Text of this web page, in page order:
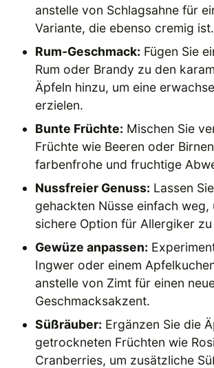
anstelle von Schlagsahne für
Variante, die ebenso cremig ist.
Rum-Geschmack: Fügen Sie
Rum oder Brandy zu den
Äpfeln hinzu, um eine
erzielen.
Bunte Früchte: Mischen Sie
Früchte wie Beeren oder
farbenfrohe und fruchtige
Nussfreier Genuss: Lassen
gehackten Nüsse einfach weg,
sichere Option für Allergiker
Gewüze anpassen:
Ingwer oder einem
anstelle von Zimt für einen
Geschmacksakzent.
Süßräuber: Ergänzen Sie die
getrockneten Früchten wie
Cranberries, um zusätzliche